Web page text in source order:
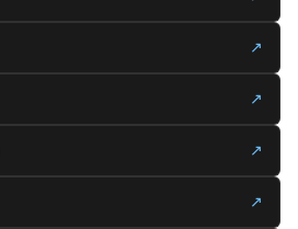
↗
↗
↗
↗